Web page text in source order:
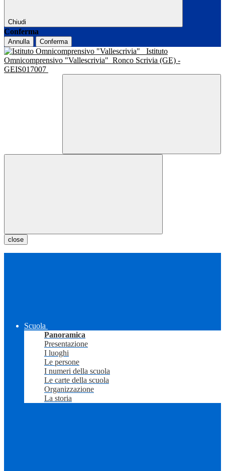
Chiudi
Conferma
Annulla Conferma
Istituto
Omnicomprensivo "Vallescrivia" Ronco Scrivia (GE) -
GEIS017007
close
Scuola
Panoramica
Presentazione
I luoghi
Le persone
I numeri della scuola
Le carte della scuola
Organizzazione
La storia